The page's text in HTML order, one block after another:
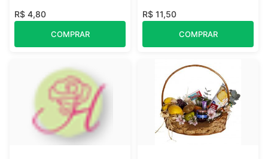
R$ 4,80
COMPRAR
R$ 11,50
COMPRAR